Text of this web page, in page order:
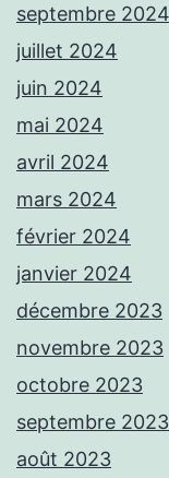
septembre 2024
juillet 2024
juin 2024
mai 2024
avril 2024
mars 2024
février 2024
janvier 2024
décembre 2023
novembre 2023
octobre 2023
septembre 2023
août 2023